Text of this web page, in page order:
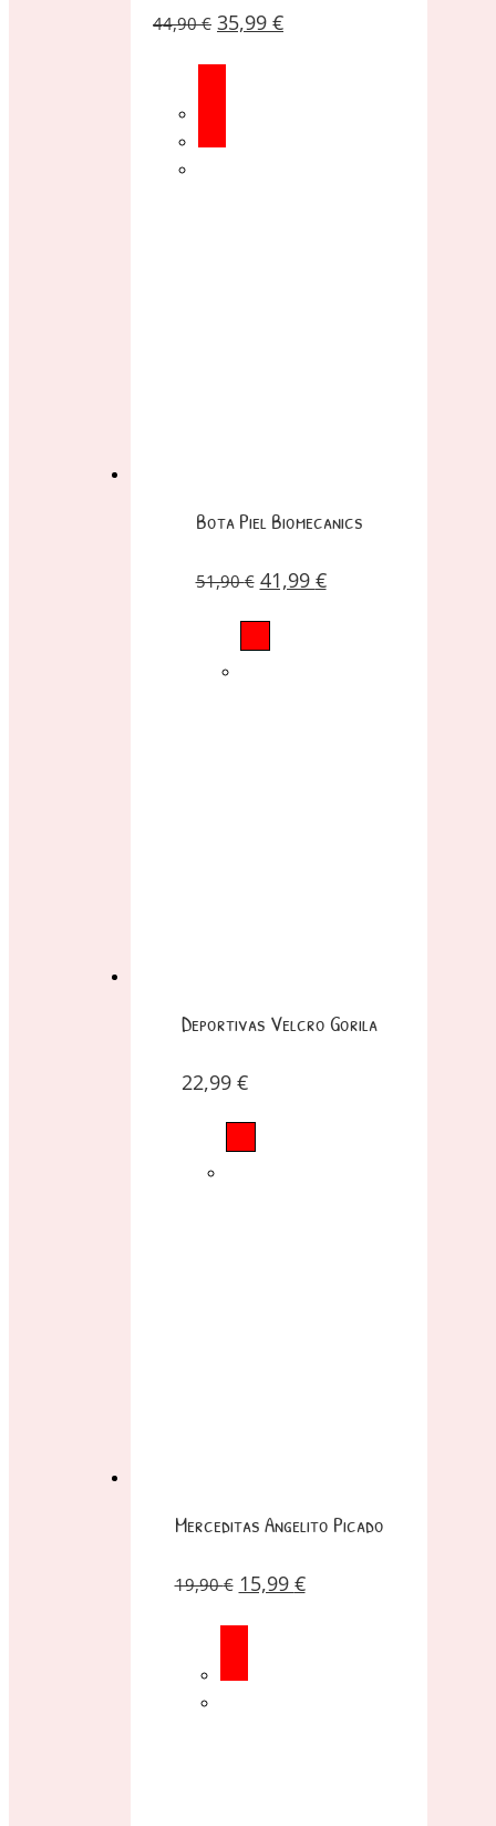
44,90€ 35,99 €
Bota Piel Biomecanics
51,90€ 41,99 €
Deportivas Velcro Gorila
22,99 €
Merceditas Angelito Picado
19,90€ 15,99 €